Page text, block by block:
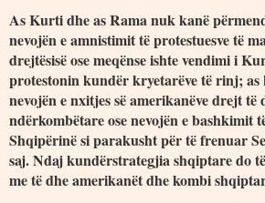
As Kurti dhe as Rama nuk kanë
nevojën e amnistimit të protestuesve të
drejtësisë ose meqënse ishte vendimi i
protestonin kundër kryetarëve të rinj;
nevojën e nxitjes së amerikanëve drejt të
ndërkombëtare ose nevojën e bashkimit
Shqipërinë si parakusht për të frenuar
saj. Ndaj kundërstrategjia shqiptare do
me të dhe amerikanët dhe kombi